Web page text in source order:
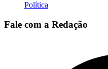
Política
Fale com a Redação